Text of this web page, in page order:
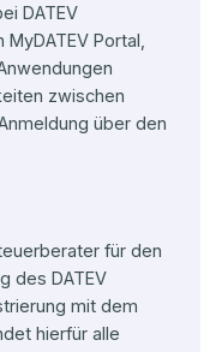
DATEV
Portal,
zwischen
über den
für den
des DATEV
mit dem
hierfür alle